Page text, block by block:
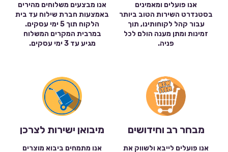
אנו פועלים ומאמינים
בסטנדרט השירות הטוב ביותר
עבור קהל לקוחותינו, תוך
זמינות ומתן מענה הולם לכל
פניה.
אנו מבצעים משלוחים מהירים
באמצעות חברת שילוח עד בית
הלקוח תוך 5 ימי עסקים.
במרבית המקרים המשלוח
מגיע עד 3 ימי עסקים.
מבחר רב וחידושים
אנו פועלים לייבא ולשווק את
מיבואן ישירות לצרכן
אנו מתמחים ביבוא מוצרים